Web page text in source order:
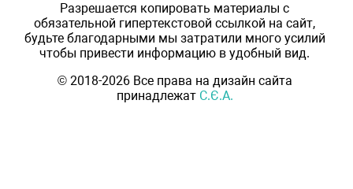
Разрешается копировать материалы с
обязательной гипертекстовой ссылкой на сайт,
будьте благодарными мы затратили много усилий
чтобы привести информацию в удобный вид.
© 2018-2026 Все права на дизайн сайта
принадлежат С.Є.А.